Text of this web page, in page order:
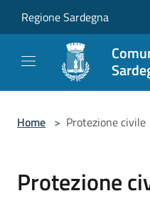
Regione Sardegna
Home > Protezione civile
Protezione